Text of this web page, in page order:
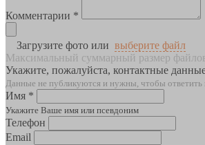
Комментарии *
Загрузите фото или выберите файл
Максимальный суммарный размер
Укажите, пожалуйста, контактные
Данные не публикуются и нужны, чтобы ответить
Имя *
Укажите Ваше имя или псевдоним
Телефон
Email